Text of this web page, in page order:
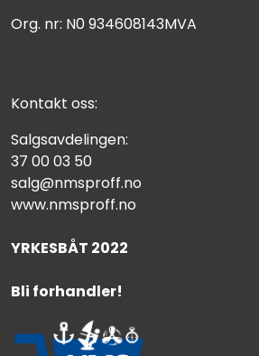
Org. nr: N0 934608143MVA
Kontakt oss:
Salgsavdelingen:
37 00 03 50
salg@nmsproff.no
www.nmsproff.no
YRKESBÅT 2022
Bli forhandler!